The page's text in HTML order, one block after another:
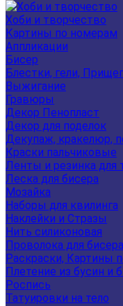
Хоби и творчество
Картины по номерам
Аппликации
Бисер
Блестки, гели,
Выжигание
Гравюры
Декор Пенопласт
Декор для поделок
Декупаж, кракелюр,
Краски пальчиковые
Ленты и резинка для
Леска для бисера
Мозайка
Наборы для квилинга
Наклейки и Стразы
Нить силиконовая
Проволока для бисера
Раскраски, Картины
Плетение из бусин и
Роспись
Татуировки на тело